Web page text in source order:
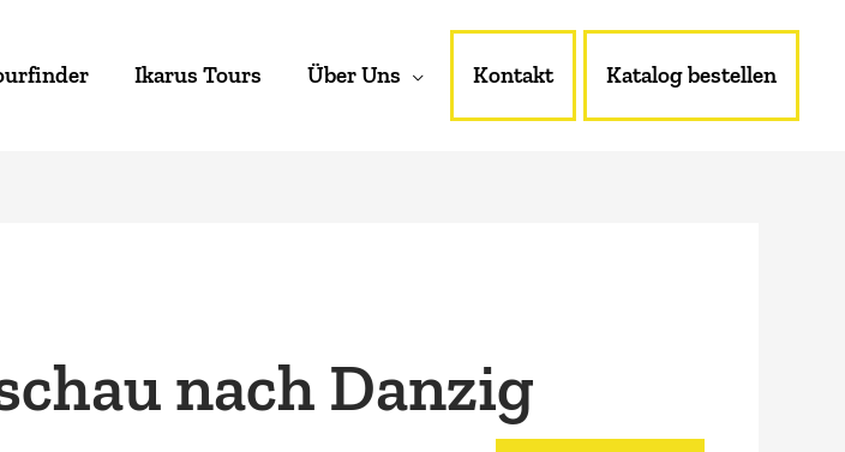
Ikarus Tours Über Uns Kontakt Katalog bestellen
nach Danzig